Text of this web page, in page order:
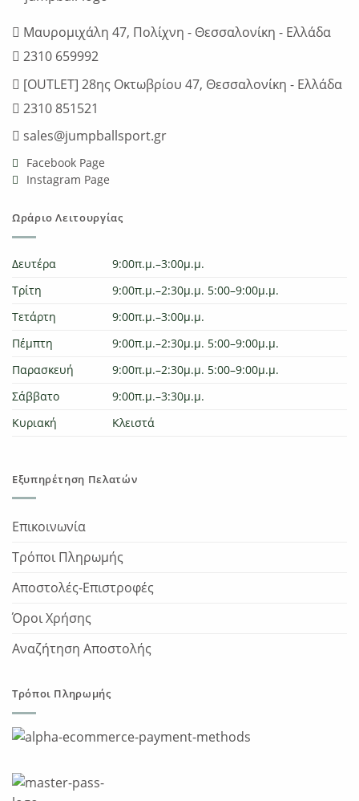
Μαυρομιχάλη 47, Πολίχνη - Θεσσαλονίκη - Ελλάδα
2310 659992
[OUTLET] 28ης Οκτωβρίου 47, Θεσσαλονίκη - Ελλάδα
2310 851521
sales@jumpballsport.gr
Facebook Page
Instagram Page
Ωράριο Λειτουργίας
Δευτέρα
9:00π.μ.–3:00μ.μ.
Τρίτη
9:00π.μ.–2:30μ.μ. 5:00–9:00μ.μ.
Τετάρτη
9:00π.μ.–3:00μ.μ.
Πέμπτη
9:00π.μ.–2:30μ.μ. 5:00–9:00μ.μ.
Παρασκευή
9:00π.μ.–2:30μ.μ. 5:00–9:00μ.μ.
Σάββατο
9:00π.μ.–3:30μ.μ.
Κυριακή
Κλειστά
Εξυπηρέτηση Πελατών
Επικοινωνία
Τρόποι Πληρωμής
Αποστολές-Επιστροφές
Όροι Χρήσης
Αναζήτηση Αποστολής
Τρόποι Πληρωμής